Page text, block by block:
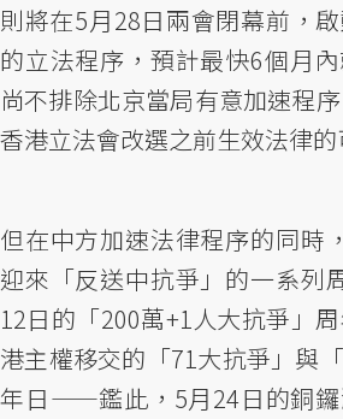
則將在5月28日兩會閉幕前，啟
的立法程序，預計最快6個月
尚不排除北京當局有意加速程
香港立法會改選之前生效法律的
但在中方加速法律程序的同時
迎來「反送中抗爭」的一系列
12日的「200萬+1人大抗爭」
港主權移交的「71大抗爭」與
年日——鑑此，5月24日的銅鑼